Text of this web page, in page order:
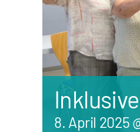
8. April 2025